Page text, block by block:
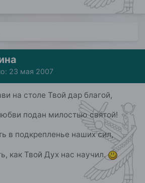
23 мая 2007
на столе Твой дар благой,
подан милостью святой!
в подкрепленье наших сил,
как Твой Дух нас научил.